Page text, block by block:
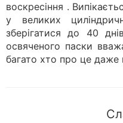
воскресіння .
у великих
зберігатися до 40
освяченого паски
багато хто про це даже